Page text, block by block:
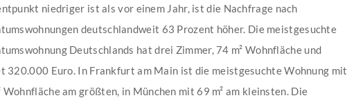
niedriger ist als vor einem Jahr, ist die Nachfrage nach
deutschlandweit 63 Prozent höher. Die meistgesuchte
Deutschlands hat drei Zimmer, 74 m² Wohnfläche und
320.000 Euro. In Frankfurt am Main ist die meistgesuchte Wohnung mit
Wohnfläche am größten, in München mit 69 m² am kleinsten. Die